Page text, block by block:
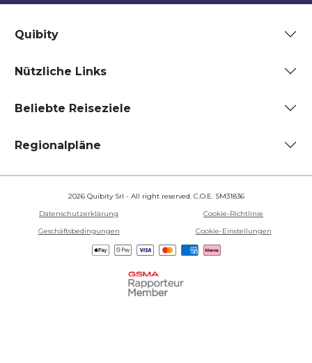
Quibity
Nützliche Links
Beliebte Reiseziele
Regionalpläne
2026 Quibity Srl - All right reserved. C.O.E. SM31836
Datenschutzerklärung
Cookie-Richtlinie
Geschäftsbedingungen
Cookie-Einstellungen